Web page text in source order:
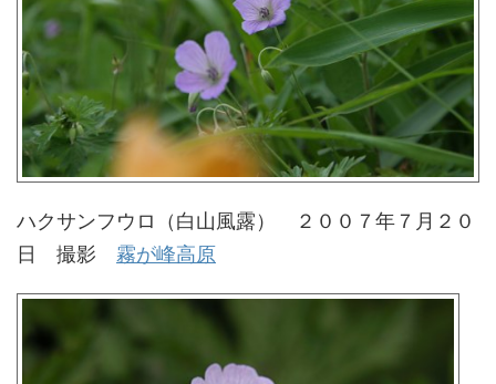
ハクサンフウロ（白山風露） ２００７年７月２０
日 撮影 霧が峰高原